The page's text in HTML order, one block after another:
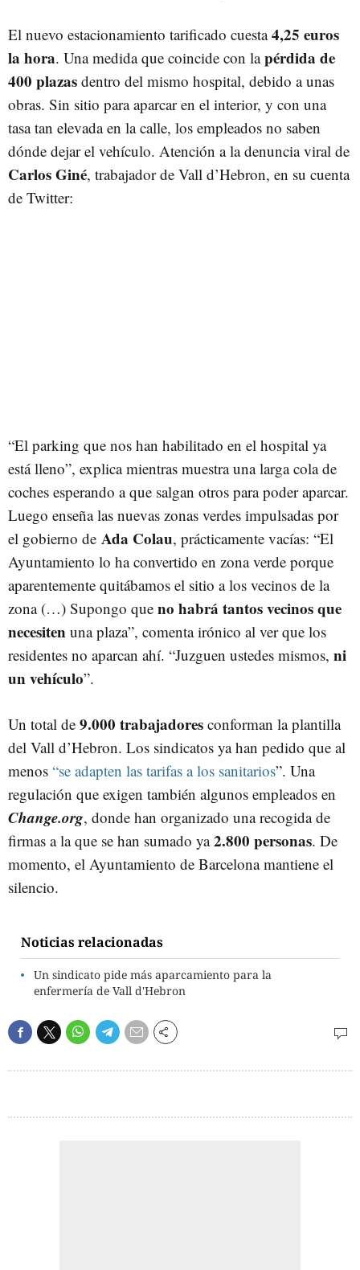
El nuevo estacionamiento tarificado cuesta4,25 euros
la hora. Una medida que coincide con lapérdida de
400 plazas dentro del mismo hospital, debido a unas
obras. Sin sitio para aparcar en el interior, y con una
tasa tan elevada en la calle, los empleados no saben
dónde dejar el vehículo. Atención a la denuncia viral de
Carlos Giné, trabajador de Vall d’Hebron, en su cuenta
de Twitter:
“El parking que nos han habilitado en el hospital ya
está lleno”, explica mientras muestra una larga cola de
coches esperando a que salgan otros para poder aparcar.
Luego enseña las nuevas zonas verdes impulsadas por
el gobierno de Ada Colau, prácticamente vacías: “El
Ayuntamiento lo ha convertido en zona verde porque
aparentemente quitábamos el sitio a los vecinos de la
zona (…) Supongo que no habrá tantos vecinos que
necesiten una plaza”, comenta irónico al ver que los
residentes no aparcan ahí. “Juzguen ustedes mismos, ni
un vehículo”.
Un total de 9.000 trabajadores conforman la plantilla
del Vall d’Hebron. Los sindicatos ya han pedido que al
menos “se adapten las tarifas a los sanitarios”. Una
regulación que exigen también algunos empleados en
Change.org, donde han organizado una recogida de
firmas a la que se han sumado ya2.800 personas. De
momento, el Ayuntamiento de Barcelona mantiene el
silencio.
Noticias relacionadas
Un sindicato pide más aparcamiento para la
enfermería de Vall d'Hebron